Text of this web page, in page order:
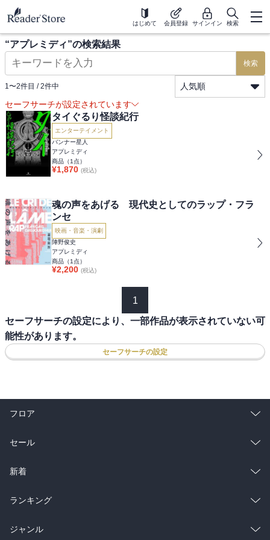
はじめて 会員登録 サインイン 検索
“アプレミディ”の検索結果
検索
1〜2件目 / 2件中
人気順
セーフサーチが設定されています
タイぐるり怪談紀行
エンターテイメント
バンナー星人
アプレミディ
商品（1 点）
¥1,870 (税込)
魂の声をあげる 現代史としてのラップ・フラ
ンセ
映画・音楽・演劇
陣野俊史
アプレミディ
商品（1 点）
¥2,200 (税込)
1
セーフサーチの設定により、一部作品が表示されていない可
能性があります。
セーフサーチの設定
フロア
総合
ラノベ
雑誌・グラビア
BL・TL
セール
総合
ラノベ
雑誌・グラビア
新着
総合
ラノベ
ランキング
総合
ジャンル